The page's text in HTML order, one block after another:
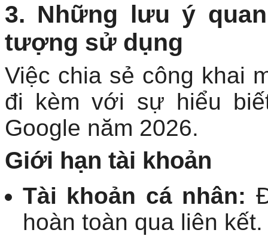
3. Những lưu ý
tượng sử dụng
Việc chia sẻ công khai
đi kèm với sự hiểu
Google năm 2026.
Giới hạn tài khoản
Tài khoản cá nhân:
hoàn toàn qua liên kết.